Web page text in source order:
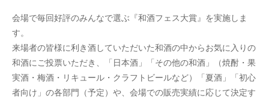
会場で毎回好評のみんなで選ぶ『和酒フェス大賞』を実施しま
す。
来場者の皆様に利き酒していただいた和酒の中からお気に入りの
和酒にご投票いただき、「日本酒」「その他の和酒」（焼酎・果
実酒・梅酒・リキュール・クラフトビールなど）「夏酒」「初心
者向け」の各部門（予定）や、会場での販売実績に応じて決定す